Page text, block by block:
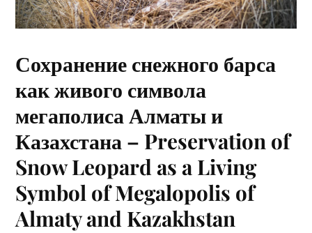
Сохранение снежного барса
как живого символа
мегаполиса Алматы и
Казахстана – Preservation of
Snow Leopard as a Living
Symbol of Megalopolis of
Almaty and Kazakhstan